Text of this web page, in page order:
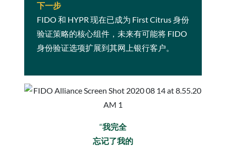
下一步
FIDO 和 HYPR 现在已成为 First Citrus 身份
验证策略的核心组件，未来有可能将 FIDO
身份验证选项扩展到其网上银行客户。
“我完全
忘记了我的